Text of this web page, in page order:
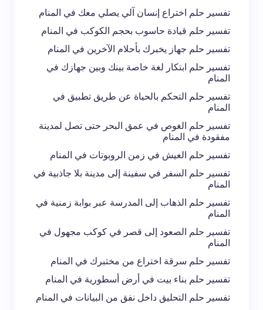
احفظ اسمي والبريد الإلكتروني في هذا المتصفح
لاستخدامه في المرة المقبلة في تعليقي.
تفسير حلم اختراع إنسان آلي يصلي معك في المنام
تفسير حلم قيادة حاسوب بحجم الكوكب في المنام
تفسير حلم جهاز يخبرك بأحلام الآخرين في المنام
تفسير حلم ابتكار لغة خاصة بينك وبين جهازك في
المنام
تفسير حلم التحكم بالحياة عن طريق تطبيق في
المنام
تفسير حلم الغوص في عمق البحر حتى تصل لمدينة
مفقودة في المنام
تفسير حلم العيش في زمن الروبوتات في المنام
تفسير حلم السفر في سفينة إلى مدينة بلا جاذبية في
المنام
تفسير حلم الذهاب إلى المدرسة عبر بوابة زمنية في
المنام
تفسير حلم الصعود إلى قصر في كوكب مجهول في
المنام
تفسير حلم سرقة اختراع من مختبرك في المنام
تفسير حلم بناء بيت في أرض أسطورية في المنام
تفسير حلم التحليق داخل نفق من البيانات في المنام